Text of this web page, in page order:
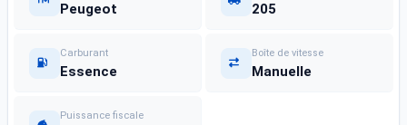
Peugeot 205
Carburant
Essence
Boîte de vitesse
Manuelle
Puissance fiscale